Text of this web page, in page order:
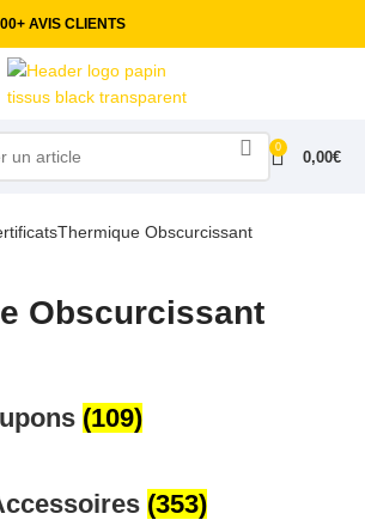
AVIS CLIENTS
0
0,00€
Thermique Obscurcissant
Obscurcissant
(109)
(353)